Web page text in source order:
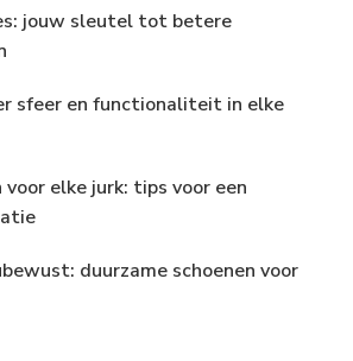
jouw sleutel tot betere
sfeer en functionaliteit in elke
elke jurk: tips voor een
duurzame schoenen voor